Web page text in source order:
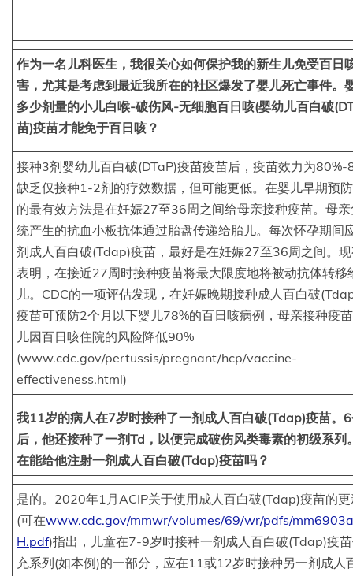
作为一名儿科医生，我很关心如何保护我的新生儿免受百日
害，尤其是考虑到最近我所在的社区爆发了婴儿死亡事件。
多少剂量的小儿白喉-破伤风-无细胞百日咳(婴幼儿百白破
苗)疫苗才能免于百日咳？
接种3剂婴幼儿百白破(DTaP)疫苗疫苗后，疫苗效力为80%-
缺乏仅接种1-2剂的疗效数据，但可能更低。在婴儿早期预
的最有效方法是在妊娠27至36周之间给母亲接种疫苗。母
统产生的抗血小板抗体通过胎盘传递给胎儿。每次怀孕期间
剂成人百白破(Tdap)疫苗，最好是在妊娠27至36周之间。
表明，在接近27周时接种疫苗将最大限度地将被动抗体转移
儿。CDC的一项评估发现，在妊娠晚期接种成人百白破
疫苗可预防2个月以下婴儿78%的百日咳病例，母亲接种疫
儿因百日咳住院的风险降低90%
(www.cdc.gov/pertussis/pregnant/hcp/vaccine-
effectiveness.html)
我11岁的病人在7岁时接种了一剂成人百白破(Tdap)疫苗。
后，他还接种了一剂Td，以便完成破伤风类毒素的初级系列
在能给他注射一剂成人百白破(Tdap)疫苗吗？
是的。2020年1月ACIP关于使用成人百白破(Tdap)疫苗的
(可在www.cdc.gov/mmwr/volumes/69/wr/pdfs/
H.pdf)指出，儿童在7-9岁时接种一剂成人百白破(Tdap)疫
充系列(如本例)的一部分，应在11或12岁时接种另一剂成人